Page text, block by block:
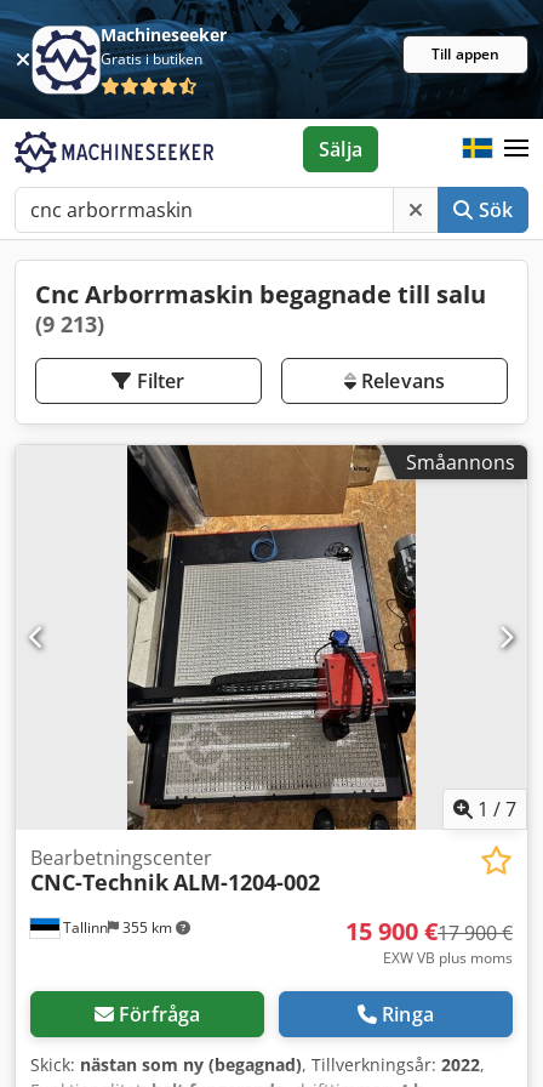
Machineseeker
Gratis i butiken Till appen
Sök
Sälja
Cnc Arborrmaskin begagnade till salu
(9 213)
Filter Relevans
Småannons
1 /7
Tallinn 355 km
Bearbetningscenter
CNC-TechnikALM-1204-002
15 900 €17 900 €
EXW VB plus moms
Förfråga Ringa
Skick: nästan som ny (begagnad), Tillverkningsår: 2022,